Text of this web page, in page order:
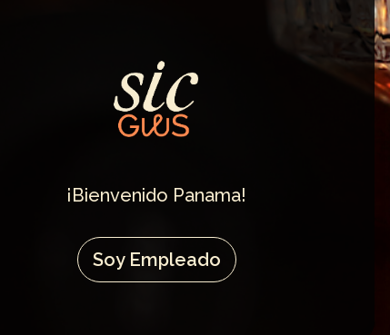
¡Bienvenido Panama!
Soy Empleado